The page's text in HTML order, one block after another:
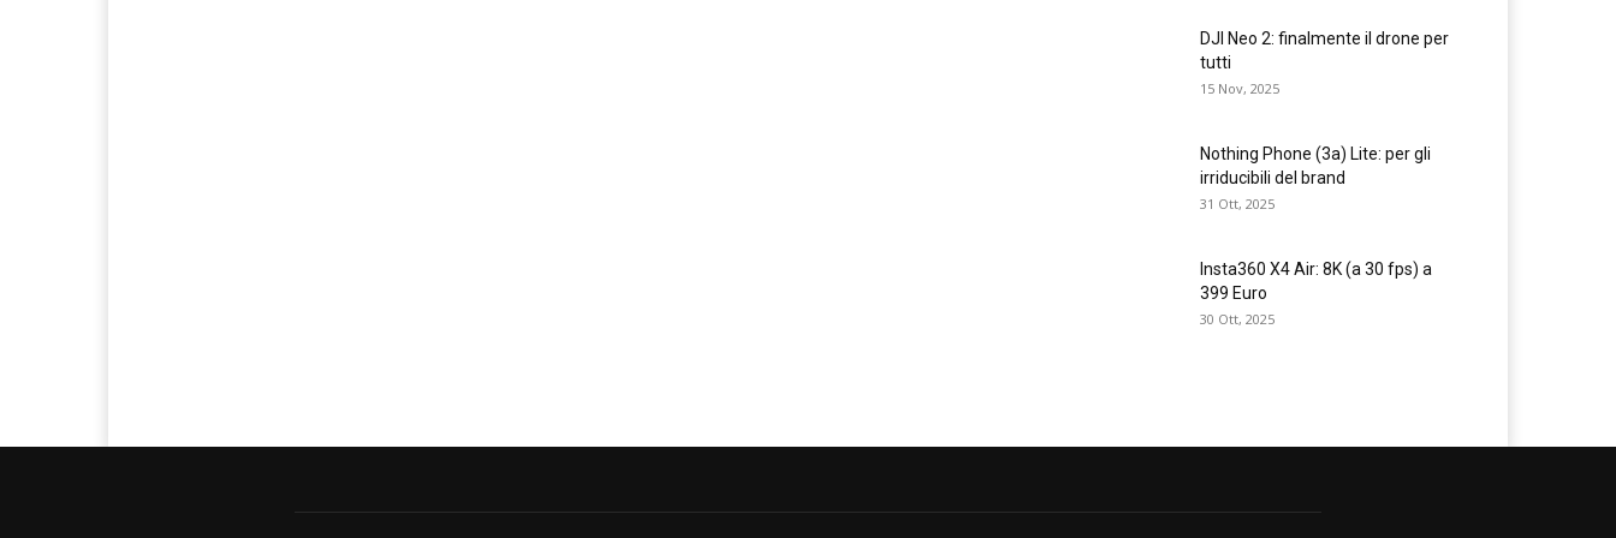
DJI Neo 2: finalmente il drone per
tutti
15 Nov, 2025
Nothing Phone (3a) Lite: per gli
irriducibili del brand
31 Ott, 2025
Insta360 X4 Air: 8K (a 30 fps) a
399 Euro
30 Ott, 2025